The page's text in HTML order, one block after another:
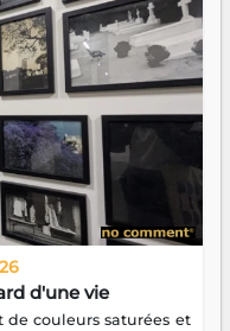
d'une vie
de couleurs saturées et